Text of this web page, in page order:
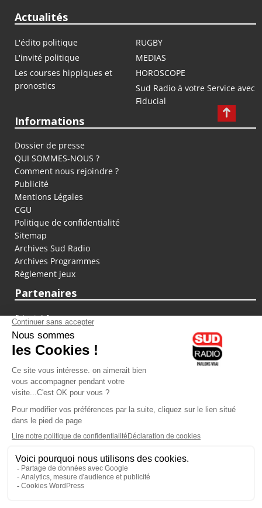
Actualités
L'édito politique
RUGBY
L'invité politique
MEDIAS
Les courses hippiques et
pronostics
HOROSCOPE
Sud Radio à votre Service avec
Fiducial
Informations
Dossier de presse
QUI SOMMES-NOUS ?
Comment nous rejoindre ?
Publicité
Mentions Légales
CGU
Politique de confidentialité
Sitemap
Archives Sud Radio
Archives Programmes
Règlement jeux
Partenaires
fiducial.fr
lyoncapitale.fr
olympique-et-lyonnais.com
L'application Iphone / Android
Téléchargez l'application
Les cookies
Gestion des cookies
Crédit photos : ©Sud Radio / Pierre Olivier